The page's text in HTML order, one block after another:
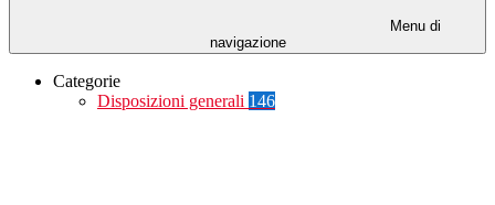
Menu di
navigazione
Categorie
Disposizioni generali 146